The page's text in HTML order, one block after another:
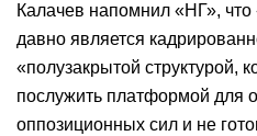
Калачев напомнил «НГ»,
давно является
«полузакрытой структурой,
послужить платформой для
оппозиционных сил и не